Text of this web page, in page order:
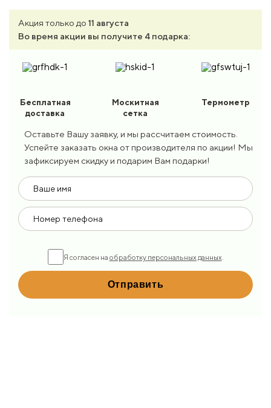
Акция только до 11 августа
Во время акции вы получите 4 подарка:
Бесплатная
доставка
Москитная
сетка
Термометр
Оставьте Вашу заявку, и мы рассчитаем стоимость.
Успейте заказать окна от производителя по акции! Мы
зафиксируем скидку и подарим Вам подарки!
Я согласен на обработку персональных данных